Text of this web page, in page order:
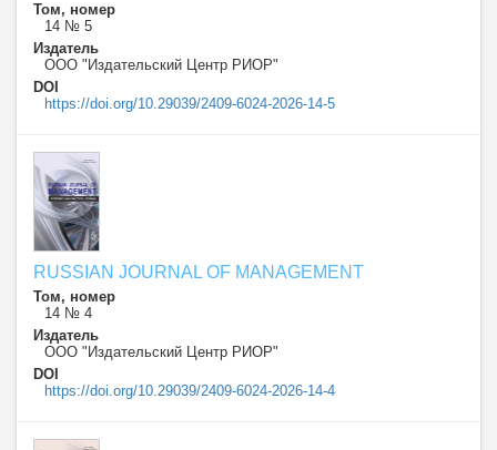
Том, номер
14 № 5
Издатель
ООО "Издательский Центр РИОР"
DOI
https://doi.org/10.29039/2409-6024-2026-14-5
RUSSIAN JOURNAL OF MANAGEMENT
Том, номер
14 № 4
Издатель
ООО "Издательский Центр РИОР"
DOI
https://doi.org/10.29039/2409-6024-2026-14-4